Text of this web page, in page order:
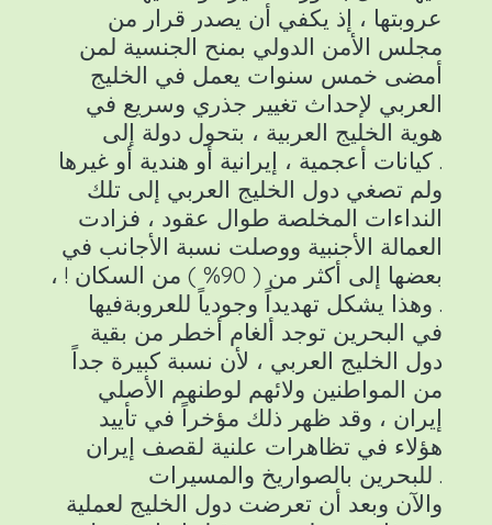
عروبتها ، إذ يكفي أن يصدر قرار من
مجلس الأمن الدولي بمنح الجنسية لمن
أمضى خمس سنوات يعمل في الخليج
العربي لإحداث تغيير جذري وسريع في
هوية الخليج العربية ، بتحول دولة إلى
كيانات أعجمية ، إيرانية أو هندية أو غيرها .
ولم تصغي دول الخليج العربي إلى تلك
النداءات المخلصة طوال عقود ، فزادت
العمالة الأجنبية ووصلت نسبة الأجانب في
بعضها إلى أكثر من ( 90% ) من السكان ! ،
وهذا يشكل تهديداً وجودياً للعروبةفيها .
في البحرين توجد ألغام أخطر من بقية
دول الخليج العربي ، لأن نسبة كبيرة جداً
من المواطنين ولائهم لوطنهم الأصلي
إيران ، وقد ظهر ذلك مؤخراً في تأييد
هؤلاء في تظاهرات علنية لقصف إيران
للبحرين بالصواريخ والمسيرات .
والآن وبعد أن تعرضت دول الخليج لعملية